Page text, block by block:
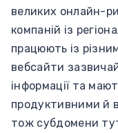
великих онлайн-
компаній із
працюють із
вебсайти
інформації та
продуктивними й
тож субдомени